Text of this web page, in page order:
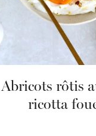
Abricots rôtis
ricotta